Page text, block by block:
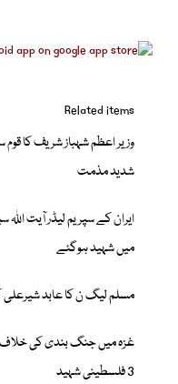
Related items
وزیر اعظم شہباز شریف کا
شدید مذمت
ایران کے سپریم لیڈر آیت
میں شہید ہوگئے
مسلم لیگ ن کا عابد شیرعلی
غزہ میں جنگ بندی کی خلاف
3 فلسطینی شہید